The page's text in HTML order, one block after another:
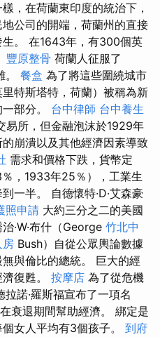
，在荷蘭東印度的統治下，
公司的開端，荷蘭州的直接
。 在1643年，有300個英
豐原整骨 荷蘭人征服了
餐盒 為了將這些圍繞城市
特斯塔特，荷蘭）被稱為新
部分。 台中律師 台中養生
易所，但金融泡沫於1929年
崩潰以及其他經濟因素導致
需求和價格下跌，貨幣定
，1933年25％），工業生
一半。 自德懷特·D·艾森豪
照申請 大約三分之二的美國
·W·布什（George 竹北中
房 Bush）自從公眾輿論數據
與倫比的總統。 巨大的經
復甦。 按摩店 為了從危機
諾·羅斯福宣布了一項名
衰退期間幫助經濟。 綁定是
女人平均有3個孩子。 到府